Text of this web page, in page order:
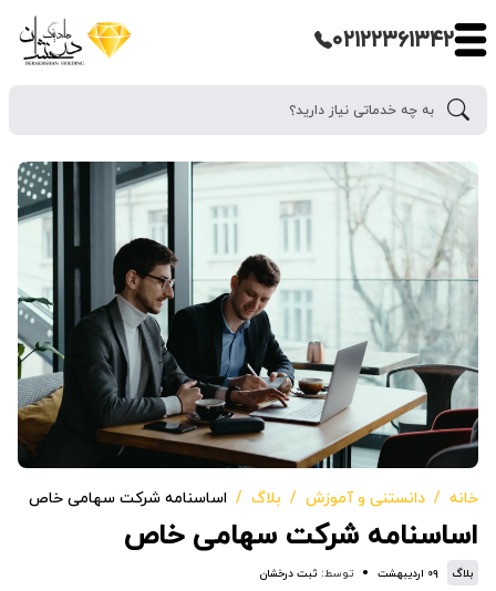
۰۲۱۲۲۳۶۱۳۴۲
خانه دانستنی و آموزش بلاگ اساسنامه شرکت سهامی خاص
اساسنامه شرکت سهامی خاص
بلاگ ۰۹ اردیبهشت توسط: ثبت درخشان